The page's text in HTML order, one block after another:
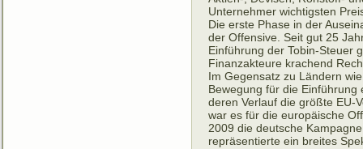
Unternehmer wichtigsten
Die erste Phase in der
der Offensive. Seit gut 25
Einführung der Tobin-Steuer
Finanzakteure krachend
Im Gegensatz zu Ländern
Bewegung für die
deren Verlauf die größte EU-
war es für die europäische
2009 die deutsche
repräsentierte ein breites